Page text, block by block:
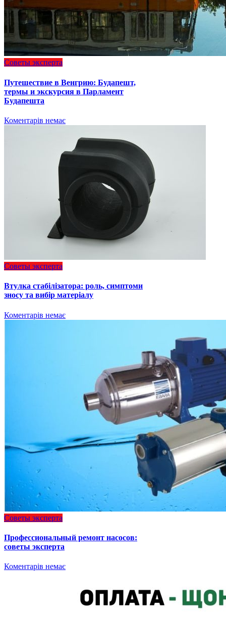
Советы эксперта
Путешествие в Венгрию: Будапешт,
термы и экскурсия в Парламент
Будапешта
Коментарів немає
Советы эксперта
Втулка стабілізатора: роль, симптоми
зносу та вибір матеріалу
Коментарів немає
Советы эксперта
Профессиональный ремонт насосов:
советы эксперта
Коментарів немає